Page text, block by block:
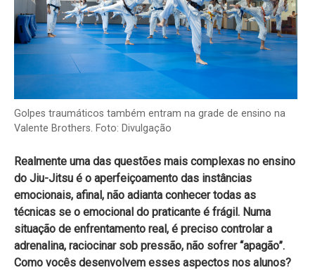
Golpes traumáticos também entram na grade de ensino na
Valente Brothers. Foto: Divulgação
Realmente uma das questões mais complexas no ensino
do Jiu-Jitsu é o aperfeiçoamento das instâncias
emocionais, afinal, não adianta conhecer todas as
técnicas se o emocional do praticante é frágil. Numa
situação de enfrentamento real, é preciso controlar a
adrenalina, raciocinar sob pressão, não sofrer “apagão”.
Como vocês desenvolvem esses aspectos nos alunos?